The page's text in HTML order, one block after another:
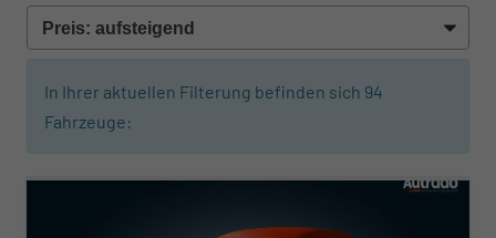
In Ihrer aktuellen Filterung befinden sich 94
Fahrzeuge:
ab 302,– € mtl.